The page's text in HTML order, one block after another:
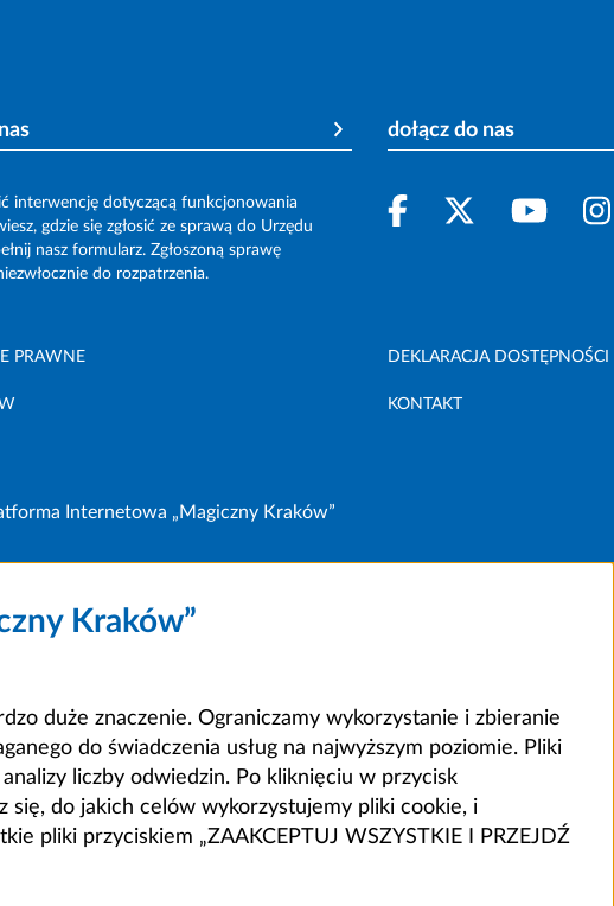
interwencję dotyczącą funkcjonowania
gdzie się zgłosić ze sprawą do Urzędu
nasz formularz. Zgłoszoną sprawę
do rozpatrzenia.
dołącz do nas
PRAWNE DEKLARACJA DOSTĘPNOŚCI
KONTAKT
Internetowa „Magiczny Kraków”
Kraków”
duże znaczenie. Ograniczamy wykorzystanie i zbieranie
do świadczenia usług na najwyższym poziomie. Pliki
liczby odwiedzin. Po kliknięciu w przycisk
się, do jakich celów wykorzystujemy pliki cookie, i
pliki przyciskiem „ZAAKCEPTUJ WSZYSTKIE I PRZEJDŹ